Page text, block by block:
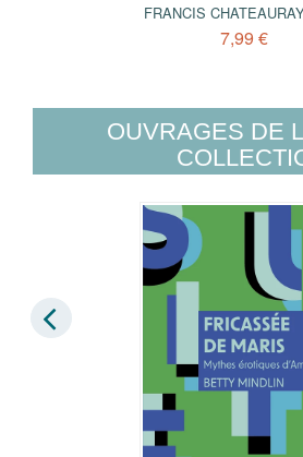
FRANCIS
7,99 €
OUVRAGES DE